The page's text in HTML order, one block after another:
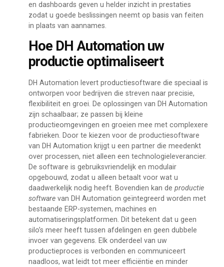
en dashboards geven u helder inzicht in prestaties
zodat u goede beslissingen neemt op basis van feiten
in plaats van aannames.
Hoe DH Automation uw
productie optimaliseert
DH Automation levert productiesoftware die speciaal is
ontworpen voor bedrijven die streven naar precisie,
flexibiliteit en groei. De oplossingen van DH Automation
zijn schaalbaar; ze passen bij kleine
productieomgevingen en groeien mee met complexere
fabrieken. Door te kiezen voor de productiesoftware
van DH Automation krijgt u een partner die meedenkt
over processen, niet alleen een technologieleverancier.
De software is gebruiksvriendelijk en modulair
opgebouwd, zodat u alleen betaalt voor wat u
daadwerkelijk nodig heeft. Bovendien kan de productie
softwarevan DH Automation geïntegreerd worden met
bestaande ERP-systemen, machines en
automatiseringsplatformen. Dit betekent dat u geen
silo’s meer heeft tussen afdelingen en geen dubbele
invoer van gegevens. Elk onderdeel van uw
productieproces is verbonden en communiceert
naadloos, wat leidt tot meer efficiëntie en minder